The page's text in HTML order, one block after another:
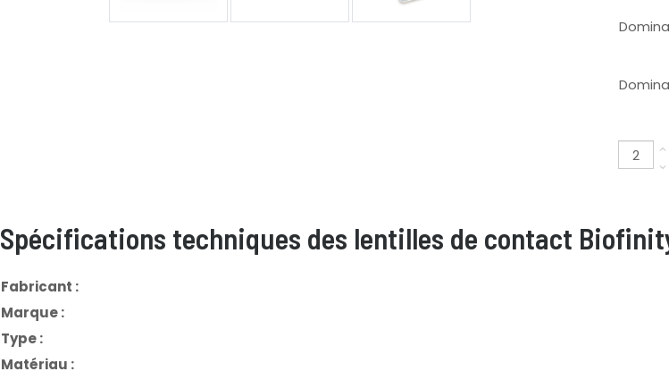
Spécifications techniques des lentilles de contact
Fabricant :
Marque :
Type :
Matériau :